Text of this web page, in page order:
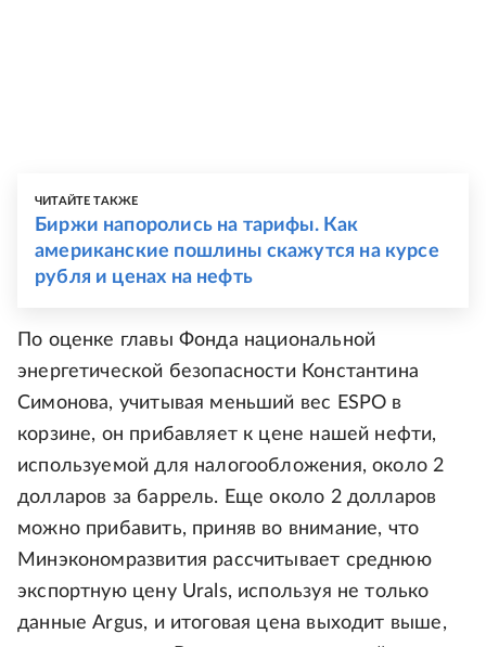
ЧИТАЙТЕ ТАКЖЕ
Биржи напоролись на тарифы. Как
американские пошлины скажутся на курсе
рубля и ценах на нефть
По оценке главы Фонда национальной
энергетической безопасности Константина
Симонова, учитывая меньший вес ESPO в
корзине, он прибавляет к цене нашей нефти,
используемой для налогообложения, около 2
долларов за баррель. Еще около 2 долларов
можно прибавить, приняв во внимание, что
Минэкономразвития рассчитывает среднюю
экспортную цену Urals, используя не только
данные Argus, и итоговая цена выходит выше,